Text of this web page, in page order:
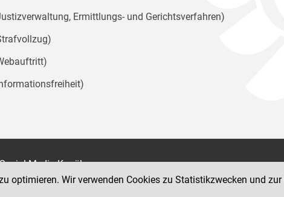
Ermittlungs- und Gerichtsverfahren)
Social Media Kanäle
der Justiz und des BMJ
optimieren. Wir verwenden Cookies zu Statistikzwecken und